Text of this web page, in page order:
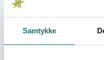
Samtykke
Unions